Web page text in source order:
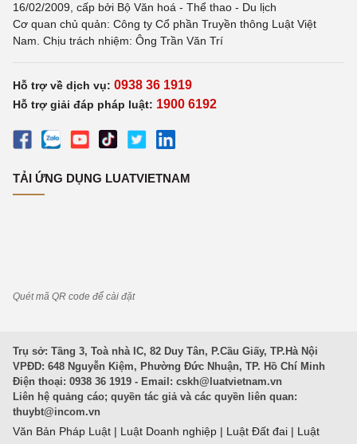
16/02/2009, cấp bởi Bộ Văn hoá - Thể thao - Du lịch
Cơ quan chủ quản: Công ty Cổ phần Truyền thông Luật Việt
Nam. Chịu trách nhiệm: Ông Trần Văn Trí
Hỗ trợ về dịch vụ: 0938 36 1919
Hỗ trợ giải đáp pháp luật: 1900 6192
TẢI ỨNG DỤNG LUATVIETNAM
Quét mã QR code để cài đặt
Trụ sở: Tầng 3, Toà nhà IC, 82 Duy Tân, P.Cầu Giấy, TP.Hà Nội
VPĐD: 648 Nguyễn Kiệm, Phường Đức Nhuận, TP. Hồ Chí Minh
Điện thoại: 0938 36 1919 - Email: cskh@luatvietnam.vn
Liên hệ quảng cáo; quyền tác giả và các quyền liên quan:
thuybt@incom.vn
Văn Bản Pháp Luật | Luật Doanh nghiệp | Luật Đất đai | Luật